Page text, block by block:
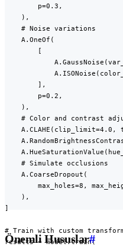
        p=0.3,
    ),
    # Noise variations
    A.OneOf(
        [
        ],
        p=0.2,
    ),
# Color and contrast
A.CLAHE(clip_limit=4.0,
    # Simulate occlusions
    A.CoarseDropout(
max_holes=8,
    ),
]
# Train with custom
results = model.train(
Önemli Hususlar#